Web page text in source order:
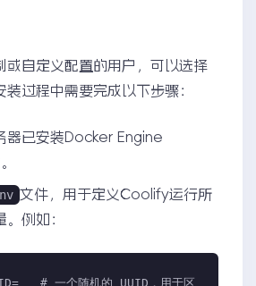
或自定义配置的用户，可以选择
装过程中需要完成以下步骤：
器已安装Docker Engine
文件，用于定义Coolify运行所
例如：
# 一个随机的 UUID，用于区